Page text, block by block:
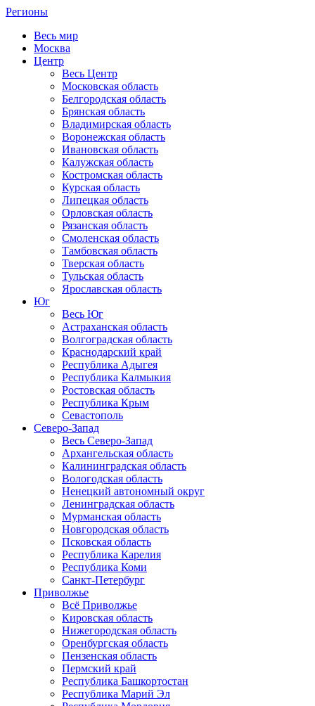
Регионы
Весь мир
Москва
Центр
Весь Центр
Московская область
Белгородская область
Брянская область
Владимирская область
Воронежская область
Ивановская область
Калужская область
Костромская область
Курская область
Липецкая область
Орловская область
Рязанская область
Смоленская область
Тамбовская область
Тверская область
Тульская область
Ярославская область
Юг
Весь Юг
Астраханская область
Волгоградская область
Краснодарский край
Республика Адыгея
Республика Калмыкия
Ростовская область
Республика Крым
Севастополь
Северо-Запад
Весь Северо-Запад
Архангельская область
Калининградская область
Вологодская область
Ненецкий автономный округ
Ленинградская область
Мурманская область
Новгородская область
Псковская область
Республика Карелия
Республика Коми
Санкт-Петербург
Приволжье
Всё Приволжье
Кировская область
Нижегородская область
Оренбургская область
Пензенская область
Пермский край
Республика Башкортостан
Республика Марий Эл